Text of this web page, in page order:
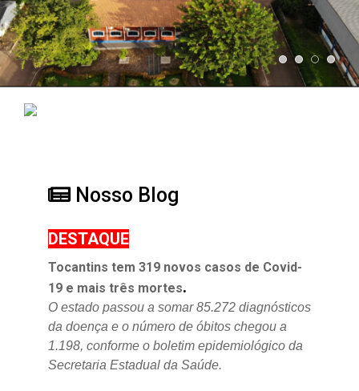
Nosso Blog
DESTAQUE
Tocantins tem 319 novos casos de Covid-
19 e mais três mortes.
O estado passou a somar 85.272 diagnósticos
da doença e o número de óbitos chegou a
1.198, conforme o boletim epidemiológico da
Secretaria Estadual da Saúde.